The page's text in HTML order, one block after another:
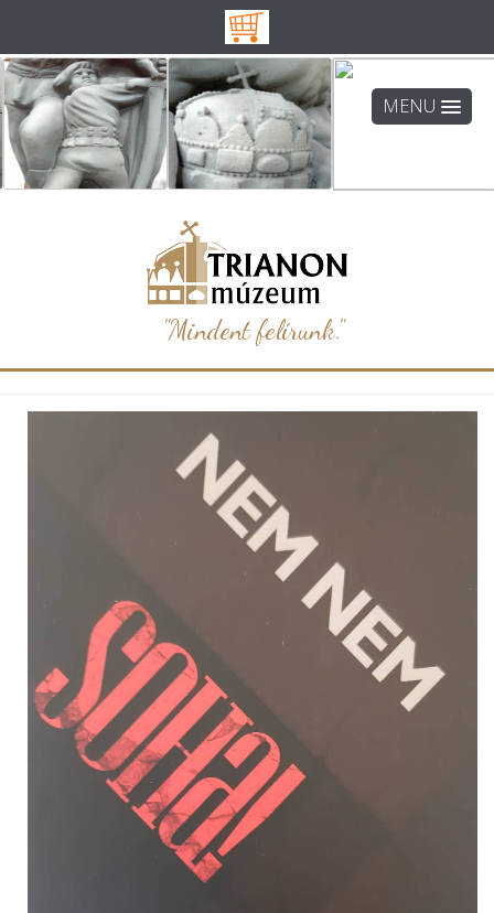
MENU
"Mindent felírunk."